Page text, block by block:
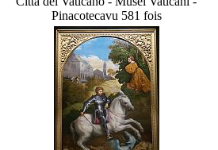
Pinacotecavu 581 fois